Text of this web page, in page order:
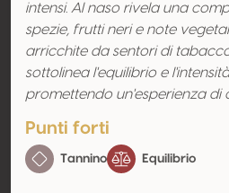
intensi. Al naso rivela una
spezie, frutti neri e note
arricchite da sentori di
sottolinea l'equilibrio e
promettendo un'esperienza di
Punti forti
Tannino Equilibrio